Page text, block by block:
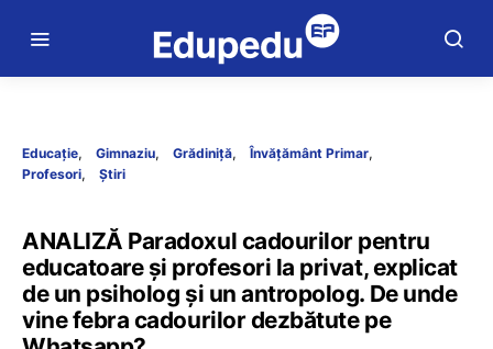
Educație Gimnaziu Grădiniță
Învățământ Primar
Profesori
Știri
ANALIZĂ Paradoxul cadourilor pentru
educatoare și profesori la privat, explicat
de un psiholog și un antropolog. De unde
vine febra cadourilor dezbătute pe